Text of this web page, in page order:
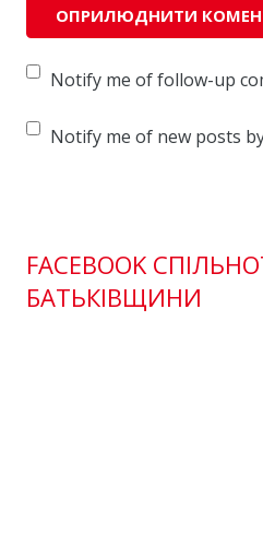
Notify me of follow-up
Notify me of new posts
FACEBOOK
БАТЬКІВЩИНИ